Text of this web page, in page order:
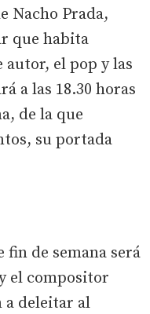
Nacho Prada,
que habita
autor, el pop y las
a las 18.30 horas
de la que
su portada
fin de semana será
el compositor
a deleitar al